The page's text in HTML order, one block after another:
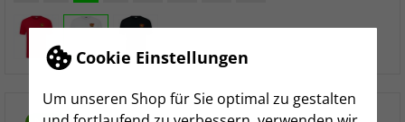
Cookie Einstellungen
Um unseren Shop für Sie optimal zu gestalten